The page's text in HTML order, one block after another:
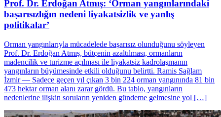
Prof. Dr. Erdoğan Atmış: ‘Orman yangınlarındaki
başarısızlığın nedeni liyakatsizlik ve yanlış
politikalar’
Orman yangınlarıyla mücadelede başarısız olunduğunu söyleyen
Prof. Dr. Erdoğan Atmış, bütçenin azaltılması, ormanların
madencilik ve turizme açılması ile liyakatsiz kadrolaşmanın
yangınların büyümesinde etkili olduğunu belirtti. Ramis Sağlam
İzmir — Sadece geçen yıl çıkan 3 bin 224 orman yangınında 81 bin
473 hektar orman alanı zarar gördü. Bu tablo, yangınların
nedenlerine ilişkin soruların yeniden gündeme gelmesine yol […]